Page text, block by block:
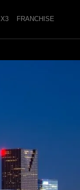
X3 FRANCHISE